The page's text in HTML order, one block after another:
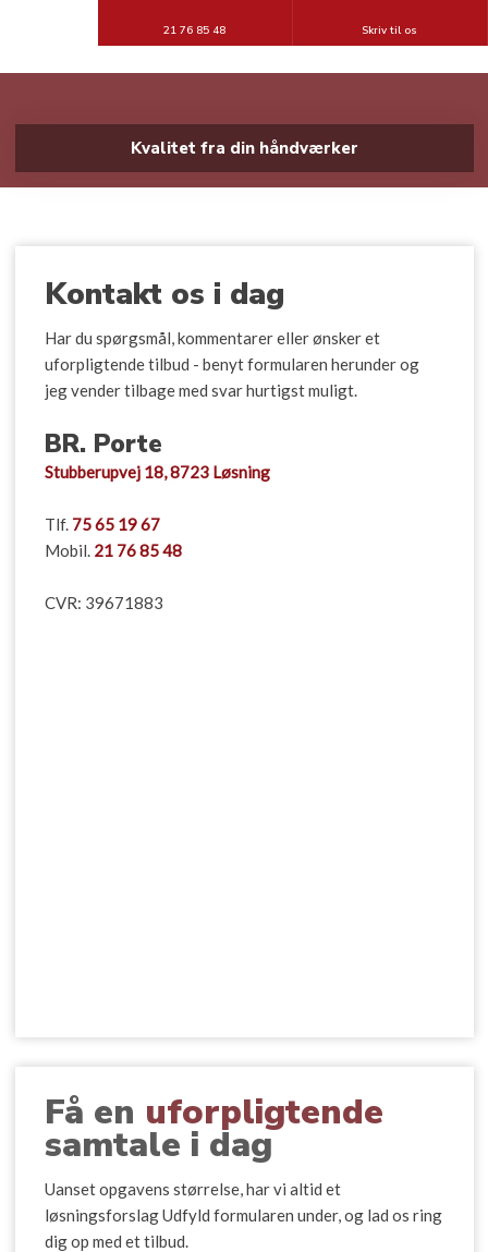
21 76 85 48 Skriv til os
Kvalitet fra din håndværker
Kontakt os i dag
​Har du spørgsmål, kommentarer eller ønsker et
uforpligtende tilbud - benyt formularen herunder og
jeg vender tilbage med svar hurtigst muligt.
BR. Porte
Stubberupvej 18, 8723 Løsning
​Tlf. 75 65 19 67
Mobil. 21 76 85 48
CVR: 39671883
​Få en uforpligtende
samtale i dag
​Uanset opgavens størrelse, har vi altid et
løsningsforslag Udfyld formularen under, og lad os ring
dig op med et tilbud.